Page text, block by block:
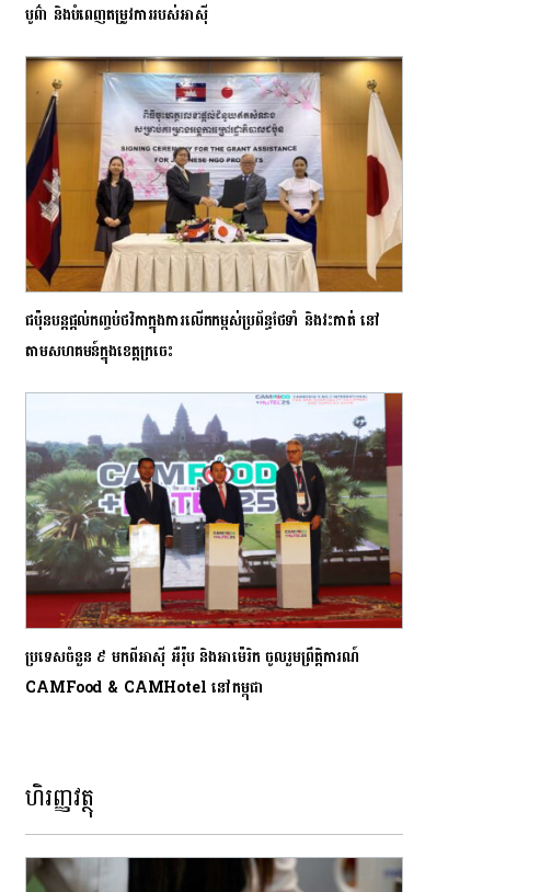
បូព៌ា និងបំពេញតម្រូវការរបស់អាស៊ី
ជប៉ុនបន្តផ្តល់កញ្ចប់ថវិកាក្នុងការលើកកម្ពស់ប្រព័ន្ធថែទាំ និងវះកាត់ នៅ
តាមសហគមន៍ក្នុងខេត្តក្រចេះ
ប្រទេសចំនួន ៩ មកពីអាស៊ី អឺរ៉ុប និងអាម៉េរិក ចូលរួមព្រឹត្តិការណ៍
CAMFood & CAMHotel នៅកម្ពុជា
ហិរញ្ញវត្ថុ